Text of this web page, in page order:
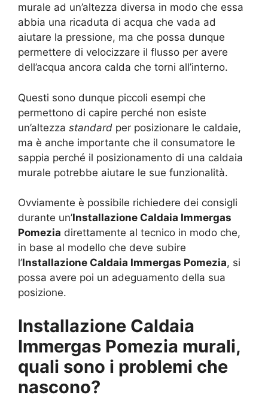
murale ad un’altezza diversa in modo che essa
abbia una ricaduta di acqua che vada ad
aiutare la pressione, ma che possa dunque
permettere di velocizzare il flusso per avere
dell’acqua ancora calda che torni all’interno.
Questi sono dunque piccoli esempi che
permettono di capire perché non esiste
un’altezza standard per posizionare le caldaie,
ma è anche importante che il consumatore le
sappia perché il posizionamento di una caldaia
murale potrebbe aiutare le sue funzionalità.
Ovviamente è possibile richiedere dei consigli
durante un’Installazione Caldaia Immergas
Pomezia direttamente al tecnico in modo che,
in base al modello che deve subire
l’Installazione Caldaia Immergas Pomezia, si
possa avere poi un adeguamento della sua
posizione.
Installazione Caldaia
Immergas Pomezia murali,
quali sono i problemi che
nascono?